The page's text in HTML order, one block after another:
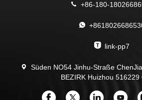
+86-180-
link-pp7
Süden NO54 Jinhu-Straße
BEZIRK Huizhou 516229